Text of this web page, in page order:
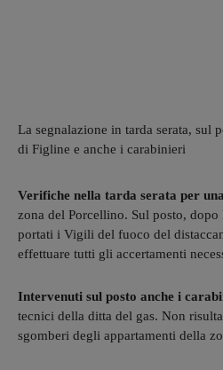
La segnalazione in tarda serata, sul
di Figline e anche i carabinieri
Verifiche nella tarda serata per
zona del Porcellino. Sul posto, dopo
portati i Vigili del fuoco del
effettuare tutti gli accertamenti
Intervenuti sul posto anche i
tecnici della ditta del gas. Non
sgomberi degli appartamenti della